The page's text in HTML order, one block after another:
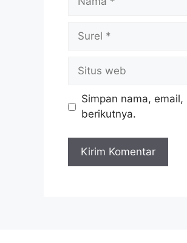
Surel
Situs
web
Simpan nama,
berikutnya.